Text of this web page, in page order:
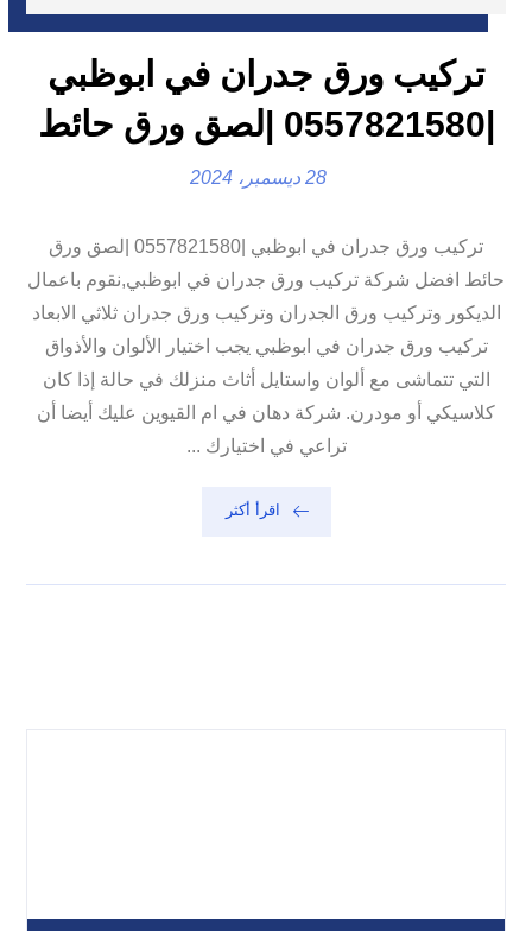
تركيب ورق جدران في ابوظبي
28 ديسمبر، 2024
تركيب ورق جدران في ابوظبي |0557821580 |لصق ورق
حائط افضل شركة تركيب ورق جدران في ابوظبي,نقوم باعمال
الديكور وتركيب ورق الجدران وتركيب ورق جدران ثلاثي الابعاد
تركيب ورق جدران في ابوظبي يجب اختيار الألوان والأذواق
التي تتماشى مع ألوان واستايل أثاث منزلك في حالة إذا كان
كلاسيكي أو مودرن. شركة دهان في ام القيوين عليك أيضا أن
تراعي في اختيارك ...
اقرأ أكثر